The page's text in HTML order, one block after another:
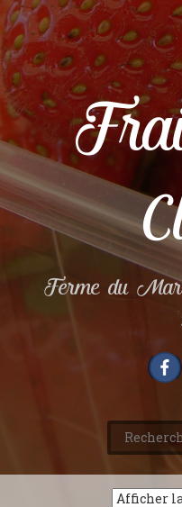
Ferme du
Rechercher